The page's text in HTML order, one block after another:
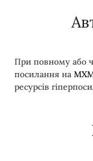
При повному або
посилання на
ресурсів